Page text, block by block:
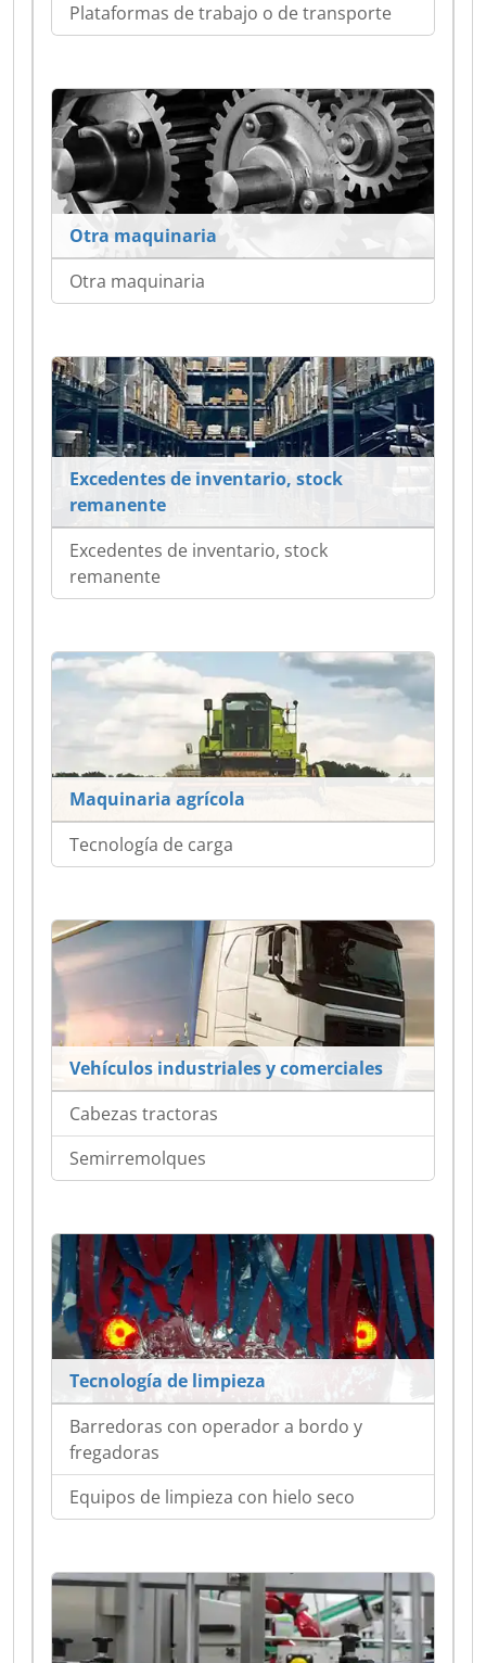
Plataformas de trabajo o de transporte
Otra maquinaria
Otra maquinaria
Excedentes de inventario, stock
remanente
Excedentes de inventario, stock
remanente
Maquinaria agrícola
Tecnología de carga
Vehículos industriales y comerciales
Cabezas tractoras
Semirremolques
Tecnología de limpieza
Barredoras con operador a bordo y
fregadoras
Equipos de limpieza con hielo seco